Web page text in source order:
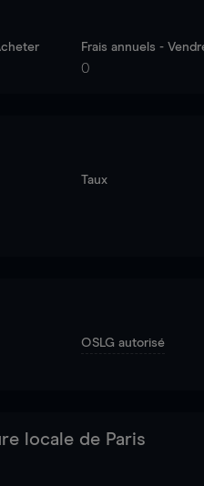
Frais annuels -
0
Taux
OSLG autorisé
locale de Paris